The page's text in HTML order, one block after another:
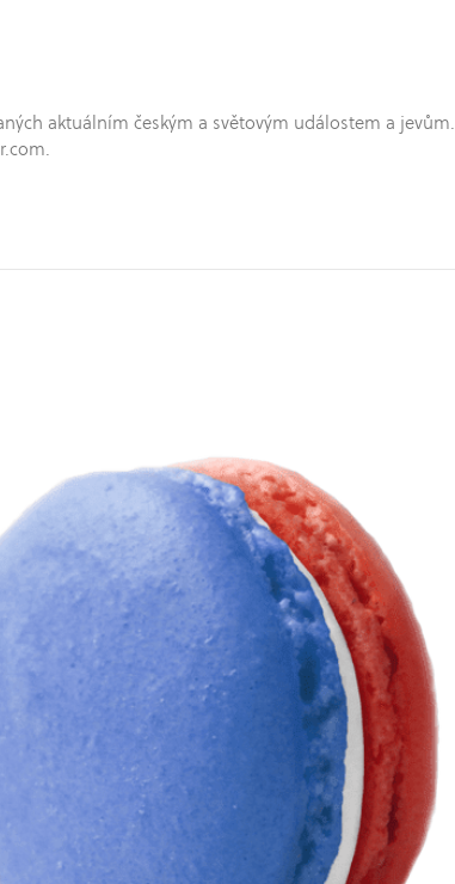
aktuálním českým a světovým událostem a jevům.